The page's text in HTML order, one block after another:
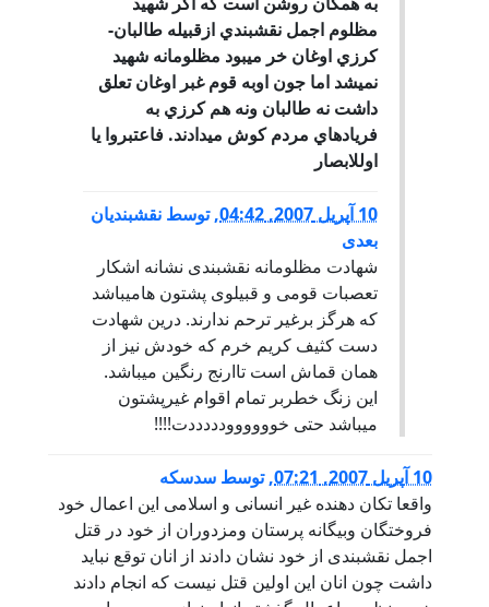
مظلوم اجمل نقشبندي ازقبيله طالبان-
كرزي اوغان خر ميبود مظلومانه شهيد
نميشد اما جون اوبه قوم غبر اوغان تعلق
داشت نه طالبان ونه هم كرزي به
فريادهاي مردم كوش ميدادند. فاعتبروا يا
اوللابصار
10 آپریل 2007, 04:42 ,توسط نقشبندیان
بعدی
شهادت مظلومانه نقشبندی نشانه اشکار
تعصبات قومی و قبیلوی پشتون هامیباشد
که هرگز برغیر ترحم ندارند. درین شهادت
دست کثیف کریم خرم که خودش نیز از
همان قماش است تاارنج رنگین میباشد.
این زنگ خطربر تمام اقوام غیرپشتون
میباشد حتی خوووووودددددت!!!!
10 آپریل 2007, 07:21 ,توسط سدسکه
واقعا تکان دهنده غیر انسانی و اسلامی این اعمال خود
فروختگان وبیگانه پرستان ومزدوران از خود در قتل
اجمل نقشبندی از خود نشان دادند از انان توقع نباید
داشت چون انان این اولین قتل نیست که انجام دادند